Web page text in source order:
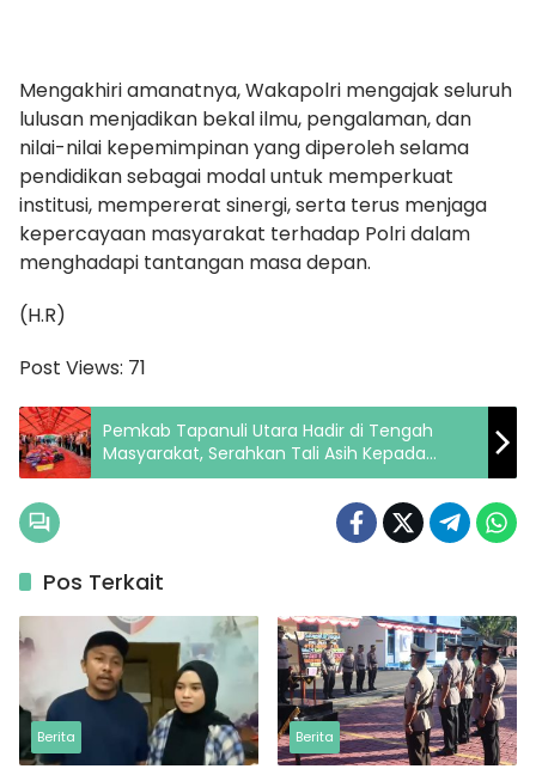
Mengakhiri amanatnya, Wakapolri mengajak seluruh
lulusan menjadikan bekal ilmu, pengalaman, dan
nilai-nilai kepemimpinan yang diperoleh selama
pendidikan sebagai modal untuk memperkuat
institusi, mempererat sinergi, serta terus menjaga
kepercayaan masyarakat terhadap Polri dalam
menghadapi tantangan masa depan.
(H.R)
Post Views: 71
Pemkab Tapanuli Utara Hadir di Tengah
Masyarakat, Serahkan Tali Asih Kepada
Korban Kebakaran di Sipohon
Pos Terkait
Berita Berita